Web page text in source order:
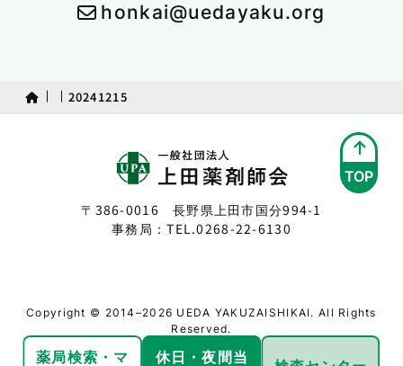
honkai@uedayaku.org
20241215
薬局検索・ マ 休日・夜間当
TOP
〒386-0016 長野県上田市国分994-1
事務局：TEL.0268-22-6130
Copyright © 2014–2026 UEDA YAKUZAISHIKAI. All Rights
Reserved.